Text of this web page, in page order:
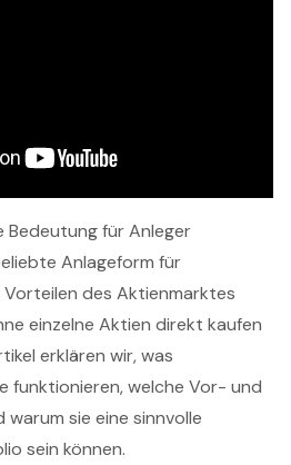
Bedeutung für Anleger
Anlageform für
des Aktienmarktes
einzelne Aktien direkt kaufen
erklären wir, was
funktionieren, welche Vor- und
sie eine sinnvolle
sein können.